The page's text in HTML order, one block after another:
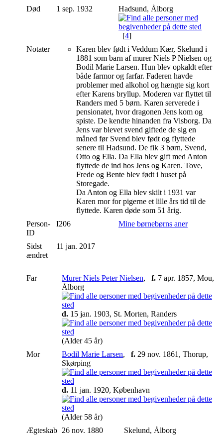
Død
1 sep. 1932 Hadsund, Ålborg
[4]
Notater
Karen blev født i Veddum Kær, Skelund i
1881 som barn af murer Niels P Nielsen og
Bodil Marie Larsen. Hun blev opkaldt efter
både farmor og farfar. Faderen havde
problemer med alkohol og hængte sig kort
efter Karens bryllup. Moderen var flyttet til
Randers med 5 børn. Karen serverede i
pensionatet, hvor dragonen Jens kom og
spiste. De kendte hinanden fra Visborg. Da
Jens var blevet svend giftede de sig en
måned før Svend blev født og flyttede
senere til Hadsund. De fik 3 børn, Svend,
Otto og Ella. Da Ella blev gift med Anton
flyttede de ind hos Jens og Karen. Tove,
Frede og Bente blev født i huset på
Storegade.
Da Anton og Ella blev skilt i 1931 var
Karen mor for pigerne et lille års tid til de
flyttede. Karen døde som 51 årig.
Person-
ID
I206 Mine børnebørns aner
Sidst
ændret
11 jan. 2017
Far Murer Niels Peter Nielsen, f. 7 apr. 1857, Mou,
Ålborg
d. 15 jan. 1903, St. Morten, Randers
(Alder 45 år)
Mor
Bodil Marie Larsen, f. 29 nov. 1861, Thorup,
Skørping
d. 11 jan. 1920, København
(Alder 58 år)
Ægteskab 26 nov. 1880 Skelund, Ålborg